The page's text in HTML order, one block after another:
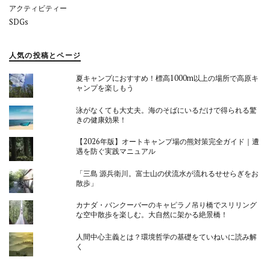
アクティビティー
SDGs
人気の投稿とページ
夏キャンプにおすすめ！標高1000m以上の場所で高原キ
ャンプを楽しもう
泳がなくても大丈夫。海のそばにいるだけで得られる驚
きの健康効果！
【2026年版】オートキャンプ場の熊対策完全ガイド｜遭
遇を防ぐ実践マニュアル
「三島 源兵衛川。富士山の伏流水が流れるせせらぎをお
散歩」
カナダ・バンクーバーのキャピラノ吊り橋でスリリング
な空中散歩を楽しむ。大自然に架かる絶景橋！
人間中心主義とは？環境哲学の基礎をていねいに読み解
く